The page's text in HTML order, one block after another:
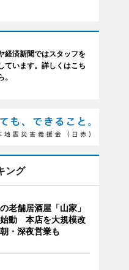
経済新聞ではスタッフを
ています。詳しくはこち
。
ング
老舗居酒屋「山家」
動 本店を大規模改
・深夜営業も